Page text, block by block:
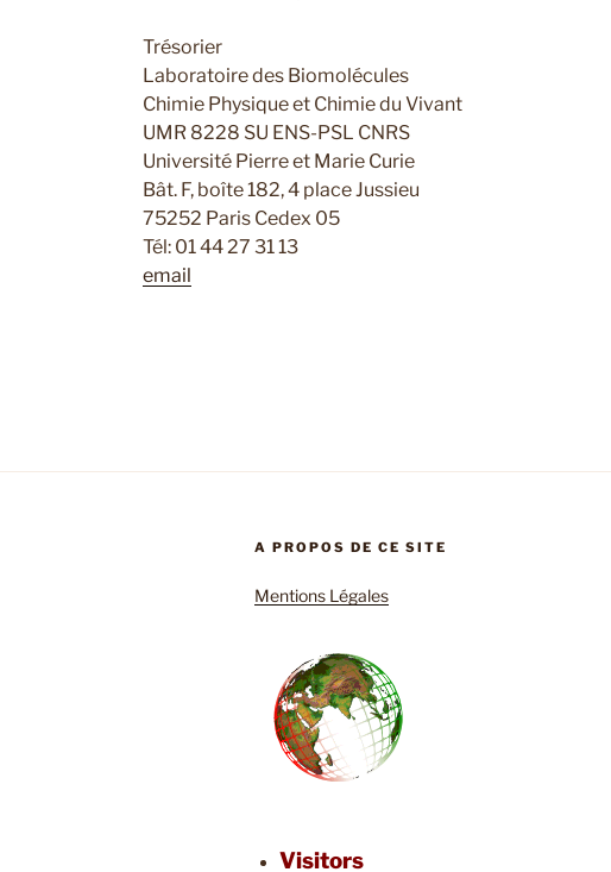
Trésorier
Laboratoire des Biomolécules
Chimie Physique et Chimie du Vivant
UMR 8228 SU ENS-PSL CNRS
Université Pierre et Marie Curie
Bât. F, boîte 182, 4 place Jussieu
75252 Paris Cedex 05
Tél: 01 44 27 31 13
email
A PROPOS DE CE SITE
Mentions Légales
Visitors